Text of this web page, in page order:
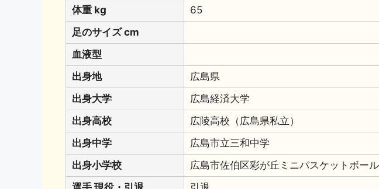
体重 kg
65
足のサイズ cm
血液型
出身地
広島県
出身大学
広島経済大学
出身高校
広陵高校（広島県私立）
出身中学
広島市立三和中学
出身小学校
広島市佐伯区彩が丘ミニバスケットボー